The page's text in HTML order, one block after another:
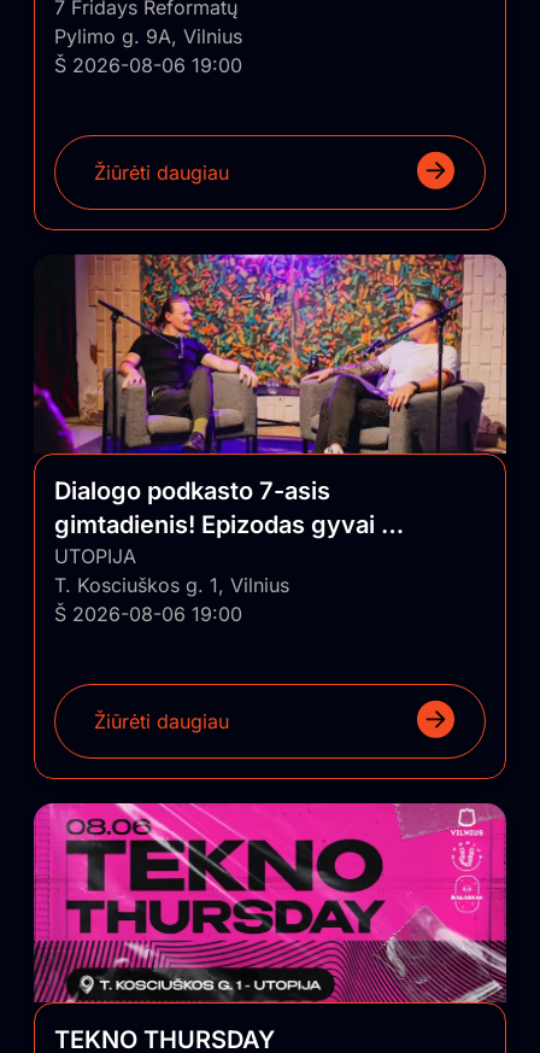
7 Fridays Reformatų
Pylimo g. 9A, Vilnius
Š 2026-08-06 19:00
Žiūrėti daugiau
Dialogo podkasto 7-asis
gimtadienis! Epizodas gyvai su
auditorija
UTOPIJA
T. Kosciuškos g. 1, Vilnius
Š 2026-08-06 19:00
Žiūrėti daugiau
TEKNO THURSDAY